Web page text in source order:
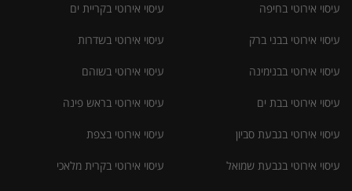
עיסוי אירוטי בחיפה
עיסוי אירוטי בבני ברק
עיסוי אירוטי בבנימינה
עיסוי אירוטי בבת ים
עיסוי אירוטי בגבעת סביון
עיסוי אירוטי בגבעת שמואל
עיסוי אירוטי בקריית ים
עיסוי אירוטי בשדרות
עיסוי אירוטי בשוהם
עיסוי אירוטי בראש פינה
עיסוי אירוטי בצפת
עיסוי אירוטי בקרית מלאכי